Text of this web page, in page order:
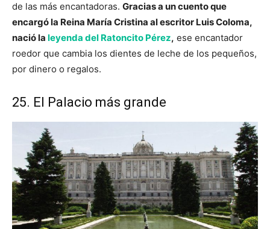
de las más encantadoras. Gracias a un cuento que
encargó la Reina María Cristina al escritor Luis Coloma,
nació la leyenda del Ratoncito Pérez, ese encantador
roedor que cambia los dientes de leche de los pequeños,
por dinero o regalos.
25. El Palacio más grande